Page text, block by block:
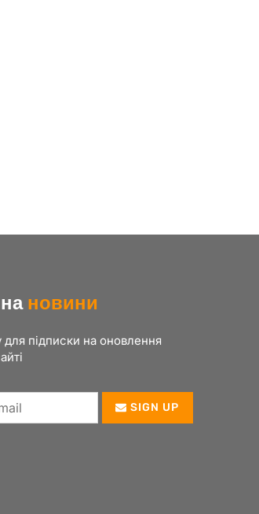
новини
для підписки на оновлення
SIGN UP